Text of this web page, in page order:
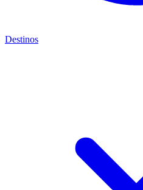
Destinos